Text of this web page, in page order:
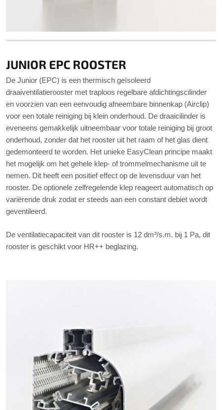
JUNIOR EPC ROOSTER
De Junior (EPC) is een thermisch geïsoleerd
draaiventilatierooster met traploos regelbare afdichtingscilinder
en voorzien van een eenvoudig afneembare binnenkap (Airclip)
voor een totale reiniging bij klein onderhoud. De draaicilinder is
eveneens gemakkelijk uitneembaar voor totale reiniging bij groot
onderhoud, zonder dat het rooster uit het raam of het glas dient
gedemonteerd te worden. Het unieke EasyClean principe maakt
het mogelijk om het gehele klep- of trommelmechanisme uit te
nemen. Dit heeft een positief effect op de levensduur van het
rooster. De optionele zelfregelende klep reageert automatisch op
variërende druk zodat er steeds aan een constant debiet wordt
geventileerd.
De ventilatiecapaciteit van dit rooster is 12 dm³/s.m. bij 1 Pa, dit
rooster is geschikt voor HR++ beglazing.